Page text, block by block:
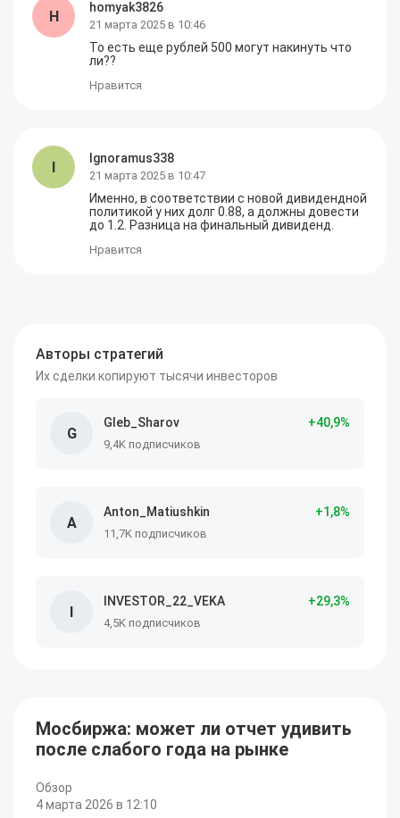
H
homyak3826
21 марта 2025 в 10:46
То есть еще рублей 500 могут накинуть что
ли??
Нравится
I
Ignoramus338
21 марта 2025 в 10:47
Именно, в соответствии с новой дивидендной
политикой у них долг 0.88, а должны довести
до 1.2. Разница на финальный дивиденд.
Нравится
Авторы стратегий
Их сделки копируют тысячи инвесторов
G
Gleb_Sharov +40,9%
9,4K подписчиков
A
Anton_Matiushkin +1,8%
11,7K подписчиков
I
INVESTOR_22_VEKA +29,3%
4,5K подписчиков
Мосбиржа: может ли отчет удивить
после слабого года на рынке
Обзор
4 марта 2026 в 12:10